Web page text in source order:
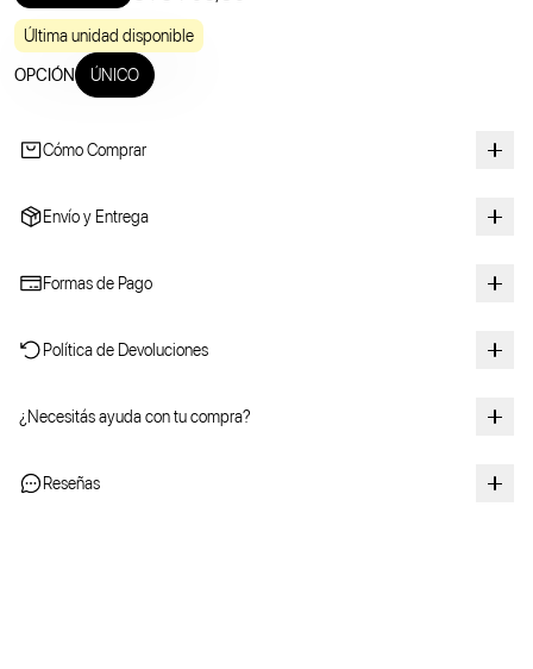
Última unidad disponible
OPCIÓN ÚNICO
Cómo Comprar
Envío y Entrega
Formas de Pago
Política de Devoluciones
¿Necesitás ayuda con tu compra?
Reseñas